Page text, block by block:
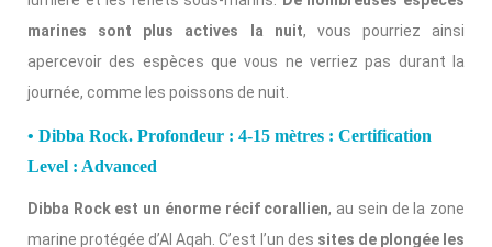
marines sont plus actives la nuit, vous pourriez ainsi
apercevoir des espèces que vous ne verriez pas durant la
journée, comme les poissons de nuit.
• Dibba Rock. Profondeur : 4-15 mètres : Certification
Level : Advanced
Dibba Rock est un énorme récif corallien, au sein de la zone
marine protégée d’Al Aqah. C’est l’un des sites de plongée les